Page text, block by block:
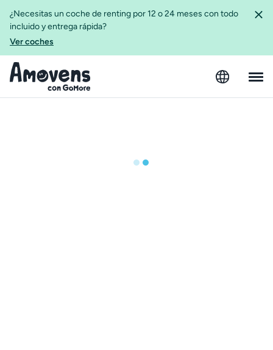
¿Necesitas un coche de renting por 12 o 24 meses con todo
incluido y entrega rápida?
Ver coches